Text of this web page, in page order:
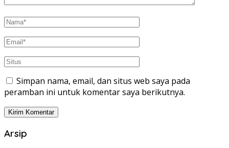
Simpan nama, email, dan situs web saya pada
peramban ini untuk komentar saya berikutnya.
Arsip